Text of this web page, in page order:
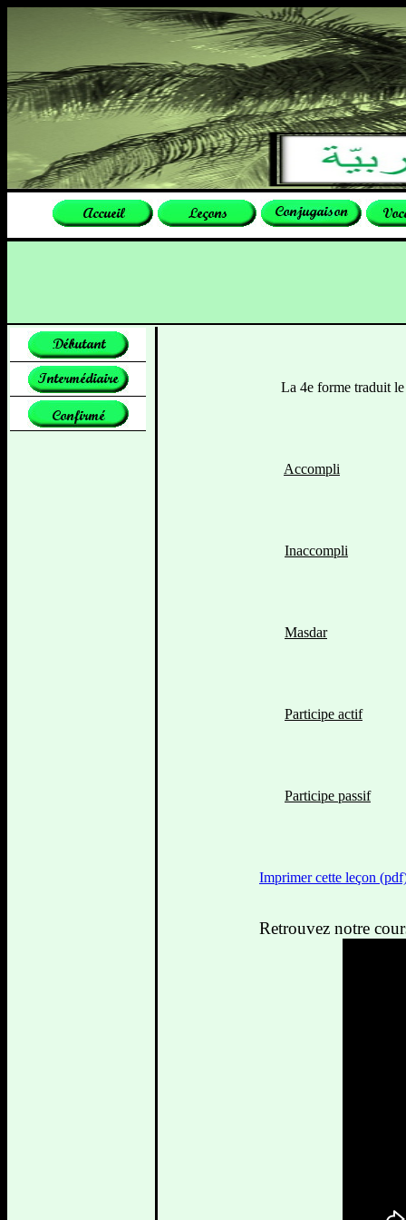
La 4e forme traduit le
Accompli
Inaccompli
Masdar
Participe actif
Participe passif
Imprimer cette leçon
Retrouvez notre